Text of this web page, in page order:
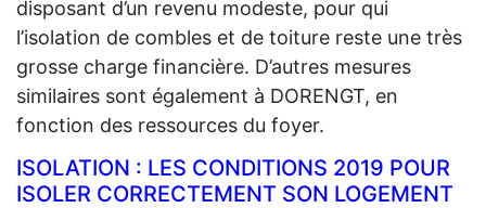
disposant d’un revenu modeste, pour qui
l’isolation de combles et de toiture reste une très
grosse charge financière. D’autres mesures
similaires sont également à DORENGT, en
fonction des ressources du foyer.
ISOLATION : LES CONDITIONS 2019 POUR
ISOLER CORRECTEMENT SON LOGEMENT